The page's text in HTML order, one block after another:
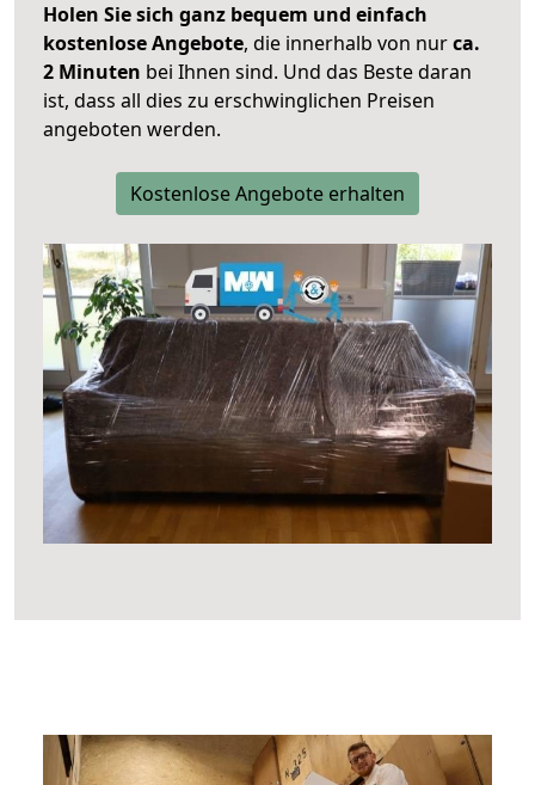
Holen Sie sich ganz bequem und einfach
kostenlose Angebote, die innerhalb von nurca.
2 Minuten bei Ihnen sind. Und das Beste daran
ist, dass all dies zu erschwinglichen Preisen
angeboten werden.
Kostenlose Angebote erhalten